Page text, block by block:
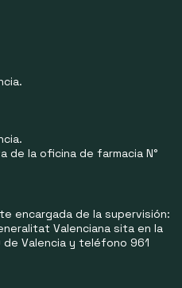
de la oficina de farmacia N°
encargada de la supervisión:
Valenciana sita en la
de Valencia y teléfono 961